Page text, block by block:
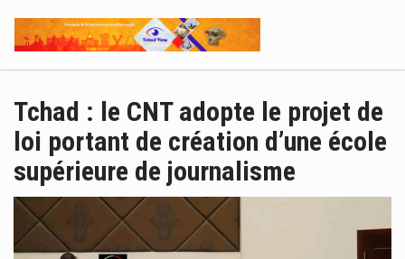
Tchad : le CNT adopte le projet de
loi portant de création d’une école
supérieure de journalisme